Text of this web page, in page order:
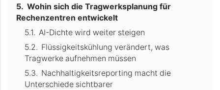
Wohin sich die Tragwerksplanung für
Rechenzentren entwickelt
AI-Dichte wird weiter steigen
Flüssigkeitskühlung verändert, was
Tragwerke aufnehmen müssen
Nachhaltigkeitsreporting macht die
Unterschiede sichtbarer